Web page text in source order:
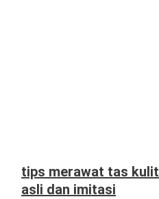
tips merawat tas kulit
asli dan imitasi